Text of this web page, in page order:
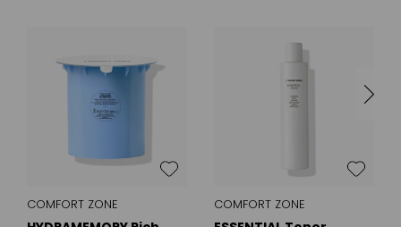
COMFORT ZONE COMFORT ZONE